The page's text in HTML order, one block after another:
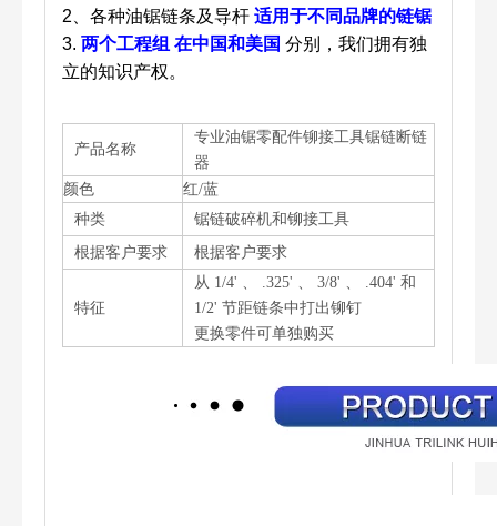
2、各种油锯链条及导杆 适用于不同品牌的链锯
3. 两个工程组 在中国和美国 分别，我们拥有独
立的知识产权。
产品名称
专业油锯零配件铆接工具锯链断链
器
颜色
红/蓝
种类
锯链破碎机和铆接工具
根据客户要求
根据客户要求
特征
从 1/4' 、 .325' 、 3/8' 、 .404' 和
1/2' 节距链条中打出铆钉
更换零件可单独购买